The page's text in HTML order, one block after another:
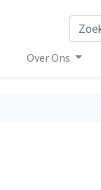
Over Ons